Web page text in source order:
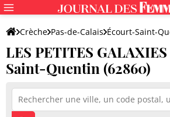
Crèche Pas-de-Calais Écourt-Saint-
LES PETITES GALAXIES
LES PETITES
Saint-Quentin (62860)